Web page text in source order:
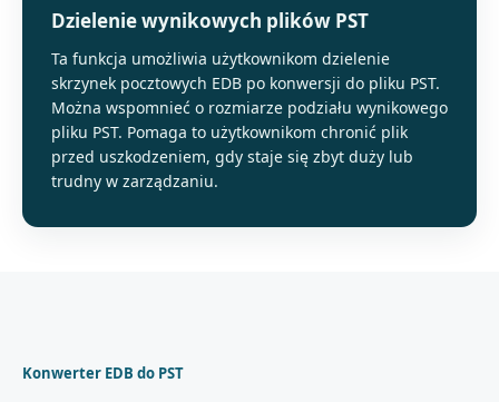
Dzielenie wynikowych plików PST
Ta funkcja umożliwia użytkownikom dzielenie
skrzynek pocztowych EDB po konwersji do pliku PST.
Można wspomnieć o rozmiarze podziału wynikowego
pliku PST. Pomaga to użytkownikom chronić plik
przed uszkodzeniem, gdy staje się zbyt duży lub
trudny w zarządzaniu.
Konwerter EDB do PST